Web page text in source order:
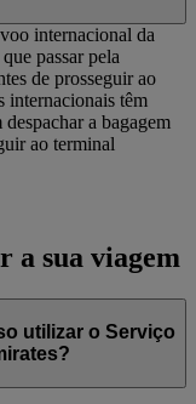
internacional da
passar pela
de prosseguir ao
internacionais têm
a bagagem
ao terminal
a sua viagem
utilizar o Serviço